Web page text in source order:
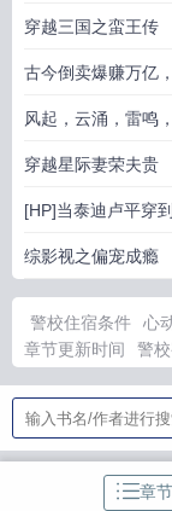
穿越三国之蛮王传
古今倒卖爆赚万亿
风起，云涌，雷鸣
穿越星际妻荣夫贵
[HP]当泰迪卢平穿
综影视之偏宠成瘾
警校住宿条件 心
章节更新时间
警
姐处女的
都市 传
疯批公主撩翻腹黑
开始修仙
摩托车
仙自带空间的
娇
章